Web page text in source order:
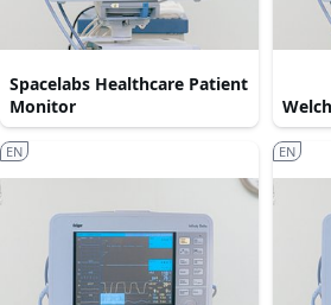
Spacelabs Healthcare Patient
Monitor
EN EN